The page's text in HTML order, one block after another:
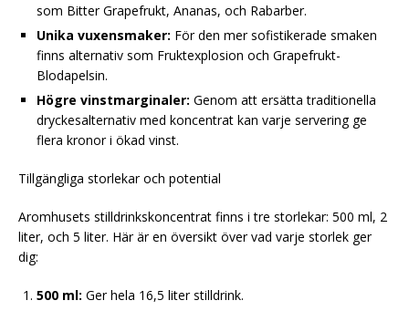
som Bitter Grapefrukt, Ananas, och Rabarber.
Unika vuxensmaker: För den mer sofistikerade smaken
finns alternativ som Fruktexplosion och Grapefrukt-
Blodapelsin.
Högre vinstmarginaler: Genom att ersätta traditionella
dryckesalternativ med koncentrat kan varje servering ge
flera kronor i ökad vinst.
Tillgängliga storlekar och potential
Aromhusets stilldrinkskoncentrat finns i tre storlekar: 500 ml, 2
liter, och 5 liter. Här är en översikt över vad varje storlek ger
dig:
500 ml: Ger hela 16,5 liter stilldrink.